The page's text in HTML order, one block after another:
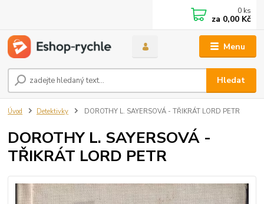
Menu
Hledat
0 ks
za 0,00 Kč
Úvod Detektivky DOROTHY L. SAYERSOVÁ - TŘIKRÁT LORD PETR
DOROTHY L. SAYERSOVÁ -
TŘIKRÁT LORD PETR